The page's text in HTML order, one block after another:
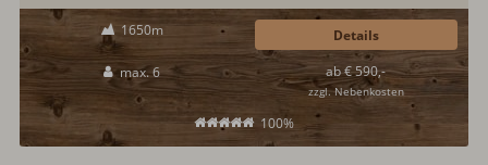
Winter ein perfektes Urlaubsziel. Im Winter heißt es nur Ski
anschnallen und los geht's. Brötchenservice, Grillplatz, Infrarotkabine,
finnische Sauna, Schwedenofen und WLAN...
1650m
max. 6
100%
ab € 590,-
zzgl. Nebenkosten
Details